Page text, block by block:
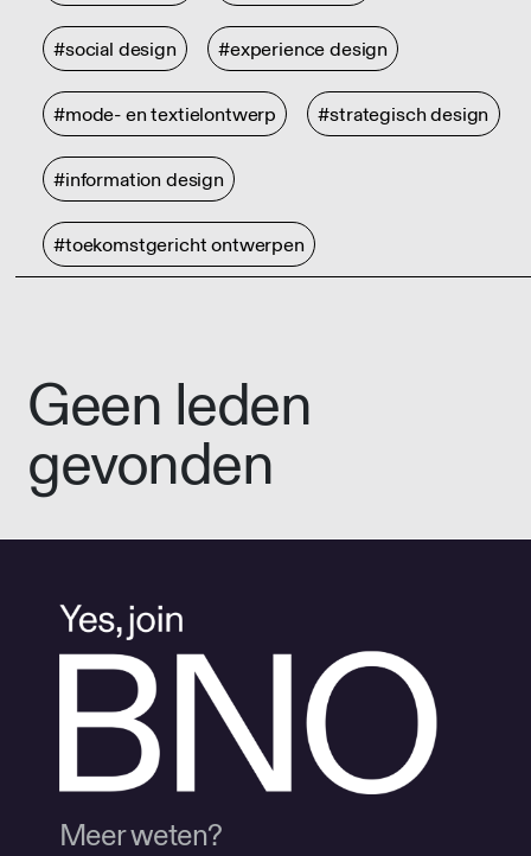
#social design #experience design
#mode- en textielontwerp #strategisch design
#information design
#toekomstgericht ontwerpen
Geen leden
gevonden
Meer weten?